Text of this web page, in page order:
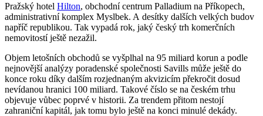
Pražský hotel Hilton, obchodní centrum Palladium na Příkopech,
administrativní komplex Myslbek. A desítky dalších velkých budov
napříč republikou. Tak vypadá rok, jaký český trh komerčních
nemovitostí ještě nezažil.
Objem letošních obchodů se vyšplhal na 95 miliard korun a podle
nejnovější analýzy poradenské společnosti Savills může ještě do
konce roku díky dalším rozjednaným akvizicím překročit dosud
nevídanou hranici 100 miliard. Takové číslo se na českém trhu
objevuje vůbec poprvé v historii. Za trendem přitom nestojí
zahraniční kapitál, jak tomu bylo ještě na konci minulé dekády.